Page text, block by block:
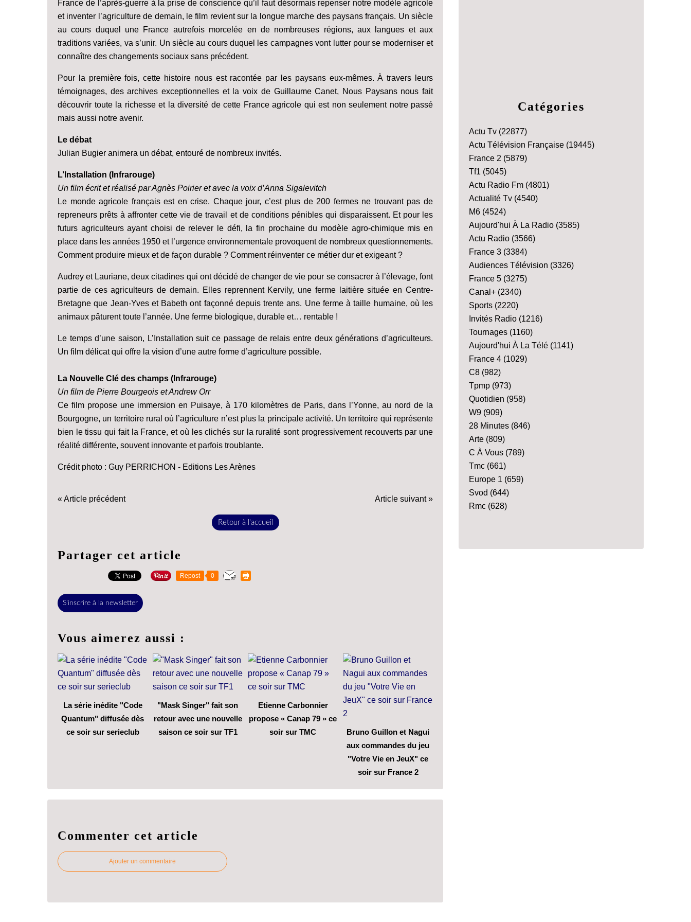
France de l’après-guerre à la prise de conscience qu’il faut désormais repenser notre modèle agricole
et inventer l’agriculture de demain, le film revient sur la longue marche des paysans français. Un siècle
au cours duquel une France autrefois morcelée en de nombreuses régions, aux langues et aux
traditions variées, va s’unir. Un siècle au cours duquel les campagnes vont lutter pour se moderniser et
connaître des changements sociaux sans précédent.
Pour la première fois, cette histoire nous est racontée par les paysans eux-mêmes. À travers leurs
témoignages, des archives exceptionnelles et la voix de Guillaume Canet, Nous Paysans nous fait
découvrir toute la richesse et la diversité de cette France agricole qui est non seulement notre passé
mais aussi notre avenir.
Le débat
Julian Bugier animera un débat, entouré de nombreux invités.
L’Installation (Infrarouge)
Un film écrit et réalisé par Agnès Poirier et avec la voix d’Anna Sigalevitch
Le monde agricole français est en crise. Chaque jour, c’est plus de 200 fermes ne trouvant pas de
repreneurs prêts à affronter cette vie de travail et de conditions pénibles qui disparaissent. Et pour les
futurs agriculteurs ayant choisi de relever le défi, la fin prochaine du modèle agro-chimique mis en
place dans les années 1950 et l’urgence environnementale provoquent de nombreux questionnements.
Comment produire mieux et de façon durable ? Comment réinventer ce métier dur et exigeant ?
Audrey et Lauriane, deux citadines qui ont décidé de changer de vie pour se consacrer à l’élevage, font
partie de ces agriculteurs de demain. Elles reprennent Kervily, une ferme laitière située en Centre-
Bretagne que Jean-Yves et Babeth ont façonné depuis trente ans. Une ferme à taille humaine, où les
animaux pâturent toute l’année. Une ferme biologique, durable et… rentable !
Le temps d’une saison, L’Installation suit ce passage de relais entre deux générations d’agriculteurs.
Un film délicat qui offre la vision d’une autre forme d’agriculture possible.
La Nouvelle Clé des champs (Infrarouge)
Un film de Pierre Bourgeois et Andrew Orr
Ce film propose une immersion en Puisaye, à 170 kilomètres de Paris, dans l’Yonne, au nord de la
Bourgogne, un territoire rural où l’agriculture n’est plus la principale activité. Un territoire qui représente
bien le tissu qui fait la France, et où les clichés sur la ruralité sont progressivement recouverts par une
réalité différente, souvent innovante et parfois troublante.
Crédit photo : Guy PERRICHON - Editions Les Arènes
« Article précédent Article suivant »
Retour à l'accueil
Partager cet article
Repost 0
S'inscrire à la newsletter
Vous aimerez aussi :
La série inédite "Code
Quantum" diffusée dès
ce soir sur serieclub
"Mask Singer" fait son
retour avec une nouvelle
saison ce soir sur TF1
Etienne Carbonnier
propose « Canap 79 » ce
soir sur TMC
Bruno Guillon et Nagui
aux commandes du jeu
"Votre Vie en JeuX" ce
soir sur France 2
Commenter cet article
Ajouter un commentaire
Catégories
Actu Tv (22877)
Actu Télévision Française (19445)
France 2 (5879)
Tf1 (5045)
Actu Radio Fm (4801)
Actualité Tv (4540)
M6 (4524)
Aujourd'hui À La Radio (3585)
Actu Radio (3566)
France 3 (3384)
Audiences Télévision (3326)
France 5 (3275)
Canal+ (2340)
Sports (2220)
Invités Radio (1216)
Tournages (1160)
Aujourd'hui À La Télé (1141)
France 4 (1029)
C8 (982)
Tpmp (973)
Quotidien (958)
W9 (909)
28 Minutes (846)
Arte (809)
C À Vous (789)
Tmc (661)
Europe 1 (659)
Svod (644)
Rmc (628)